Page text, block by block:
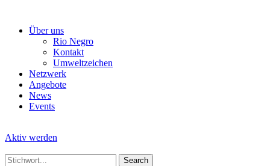
Über uns
Rio Negro
Kontakt
Umweltzeichen
Netzwerk
Angebote
News
Events
Aktiv werden